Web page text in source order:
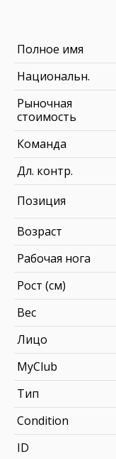
Полное имя
Национальн.
Рыночная
стоимость
Команда
Дл. контр.
Позиция
Возраст
Рабочая нога
Рост (см)
Вес
Лицо
MyClub
Тип
Condition
ID